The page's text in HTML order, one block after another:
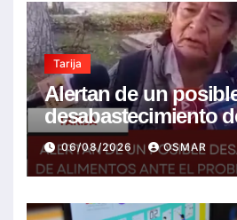
Tarija
Alertan de un
desabastecimiento
ante el problema del
encarecimiento de
agrícolas
06/08/2026 OSMAR